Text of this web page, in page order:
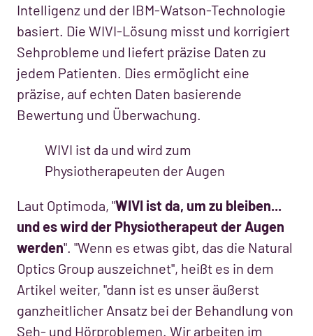
Intelligenz und der IBM-Watson-Technologie
basiert. Die WIVI-Lösung misst und korrigiert
Sehprobleme und liefert präzise Daten zu
jedem Patienten. Dies ermöglicht eine
präzise, auf echten Daten basierende
Bewertung und Überwachung.
WIVI ist da und wird zum
Physiotherapeuten der Augen
Laut Optimoda, "WIVI ist da, um zu bleiben...
und es wird der Physiotherapeut der Augen
werden". "Wenn es etwas gibt, das die Natural
Optics Group auszeichnet", heißt es in dem
Artikel weiter, "dann ist es unser äußerst
ganzheitlicher Ansatz bei der Behandlung von
Seh- und Hörproblemen. Wir arbeiten im